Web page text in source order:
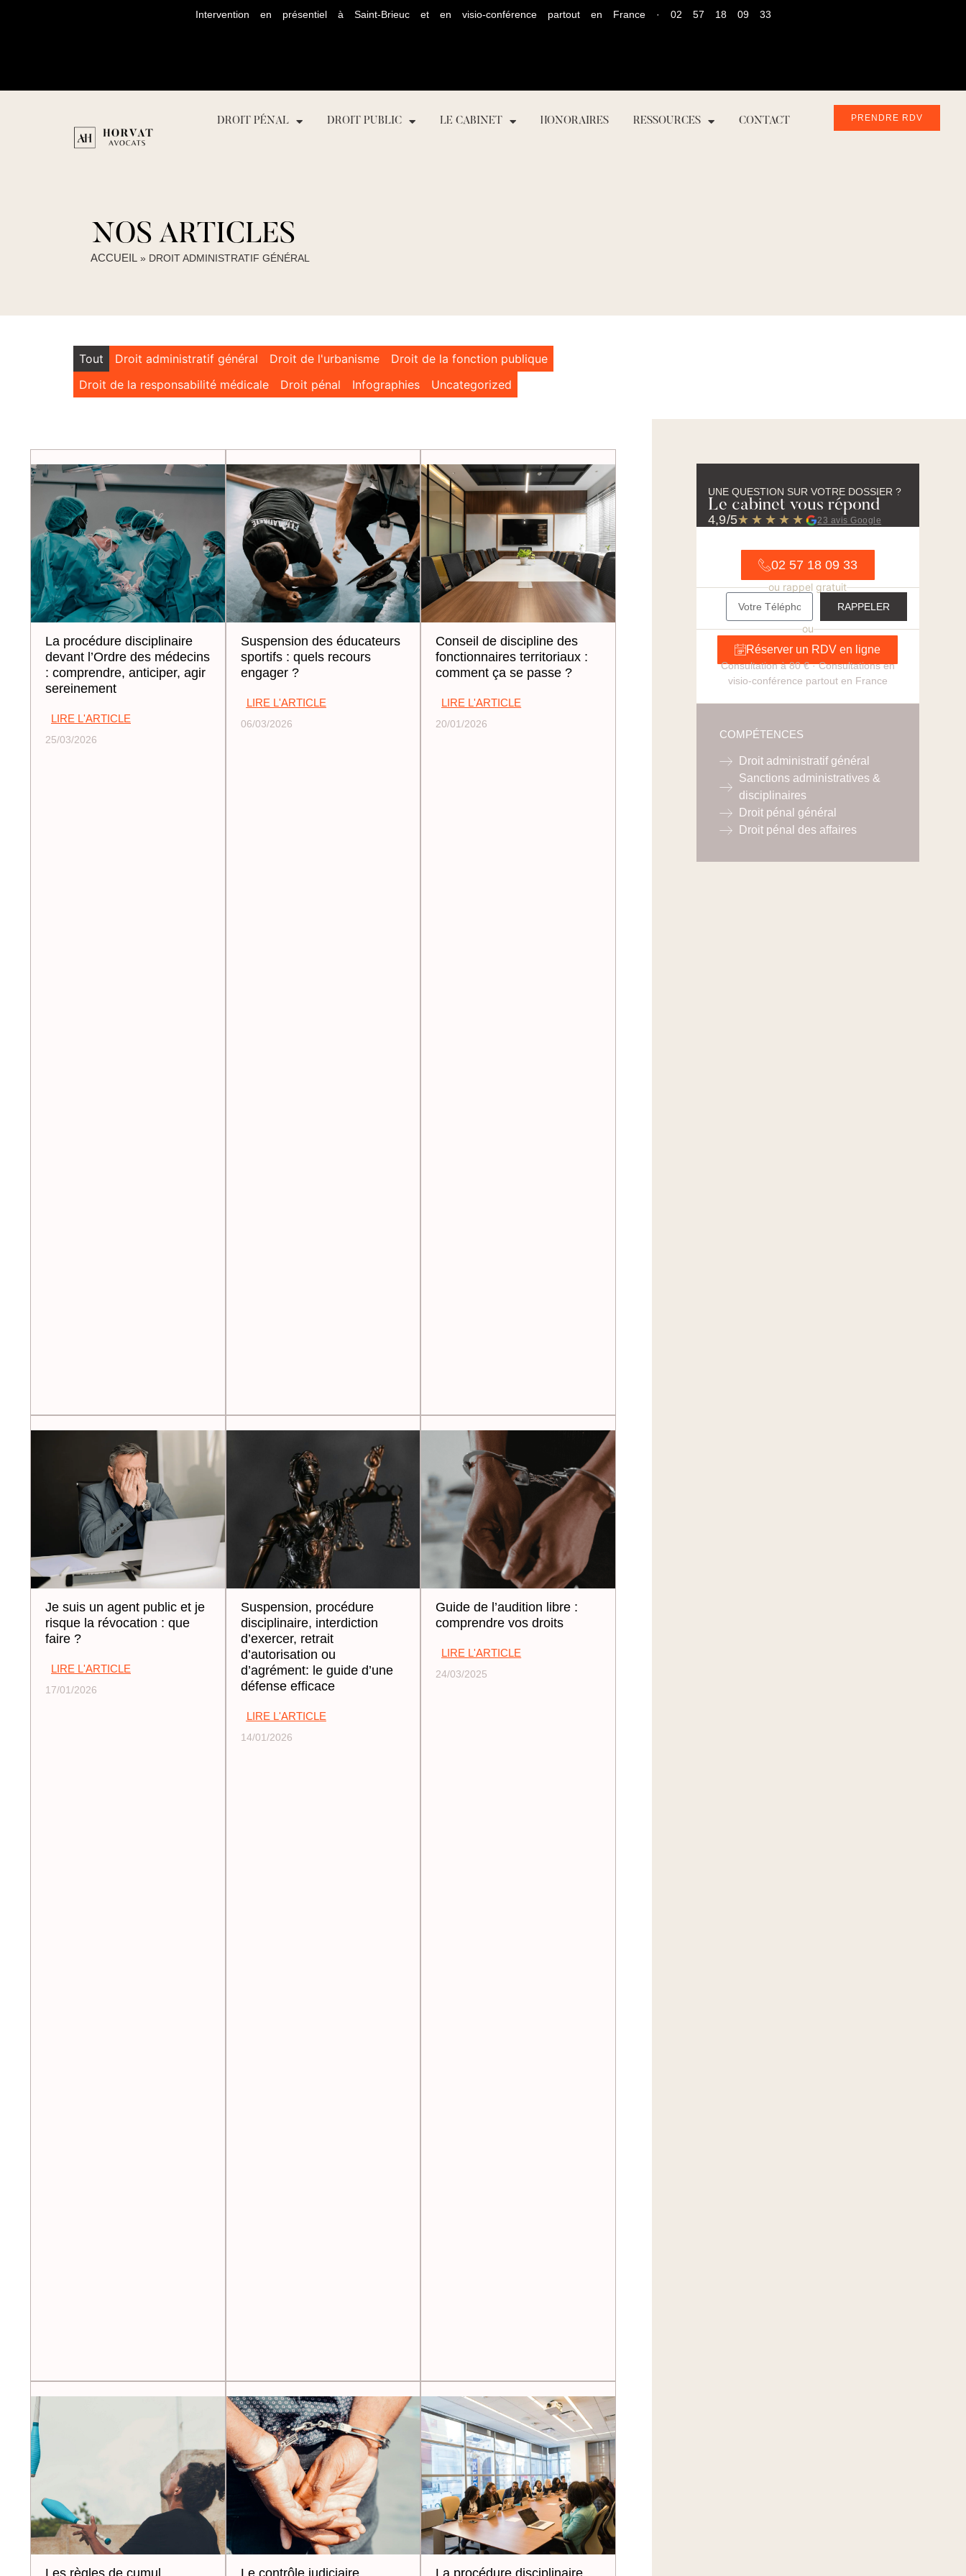
Intervention en présentiel à Saint-Brieuc et en visio-conférence partout en France · 02 57 18 09 33
DROIT PÉNAL DROIT PUBLIC LE CABINET HONORAIRES RESSOURCES CONTACT PRENDRE RDV
NOS ARTICLES
ACCUEIL » DROIT ADMINISTRATIF GÉNÉRAL
Droit administratif général Droit de l'urbanisme
Droit de la fonction publique
Droit de la responsabilité médicale
Droit pénal Infographies Uncategorized
Tout
La procédure disciplinaire
devant l’Ordre des médecins
: comprendre, anticiper, agir
sereinement
LIRE L'ARTICLE
25/03/2026
Suspension des éducateurs
sportifs : quels recours
engager ?
LIRE L'ARTICLE
06/03/2026
Conseil de discipline des
fonctionnaires territoriaux :
comment ça se passe ?
LIRE L'ARTICLE
20/01/2026
Je suis un agent public et je
risque la révocation : que
faire ?
LIRE L'ARTICLE
17/01/2026
Suspension, procédure
disciplinaire, interdiction
d’exercer, retrait
d’autorisation ou
d’agrément: le guide d’une
défense efficace
LIRE L'ARTICLE
14/01/2026
Guide de l’audition libre :
comprendre vos droits
LIRE L'ARTICLE
24/03/2025
UNE QUESTION SUR VOTRE DOSSIER ?
Le cabinet vous répond
4,9/5★★★★★ 23 avis Google
02 57 18 09 33
ou rappel gratuit
RAPPELER
ou
Réserver un RDV en ligne
Consultation à 80 € · Consultations en
visio-conférence partout en France
COMPÉTENCES
Droit administratif général
Sanctions administratives &
disciplinaires
Droit pénal général
Droit pénal des affaires